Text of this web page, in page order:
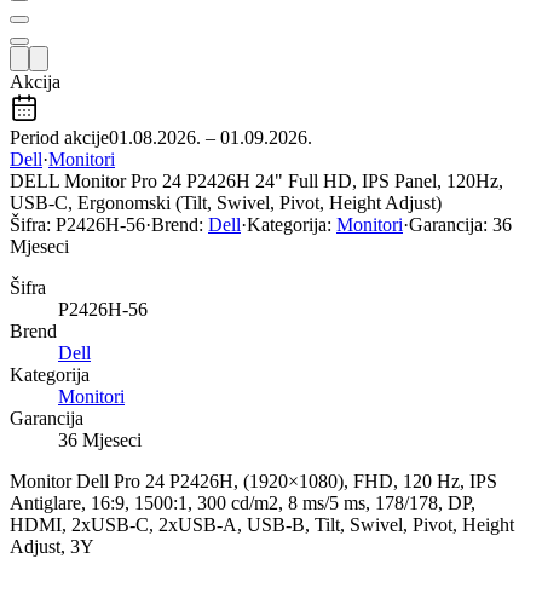
Akcija
Period akcije01.08.2026. – 01.09.2026.
Dell·Monitori
DELL Monitor Pro 24 P2426H 24" Full HD, IPS Panel, 120Hz,
USB-C, Ergonomski (Tilt, Swivel, Pivot, Height Adjust)
Šifra: P2426H-56·Brend: Dell·Kategorija: Monitori·Garancija: 36
Mjeseci
Šifra
P2426H-56
Brend
Dell
Kategorija
Monitori
Garancija
36 Mjeseci
Monitor Dell Pro 24 P2426H, (1920×1080), FHD, 120 Hz, IPS
Antiglare, 16:9, 1500:1, 300 cd/m2, 8 ms/5 ms, 178/178, DP,
HDMI, 2xUSB-C, 2xUSB-A, USB-B, Tilt, Swivel, Pivot, Height
Adjust, 3Y